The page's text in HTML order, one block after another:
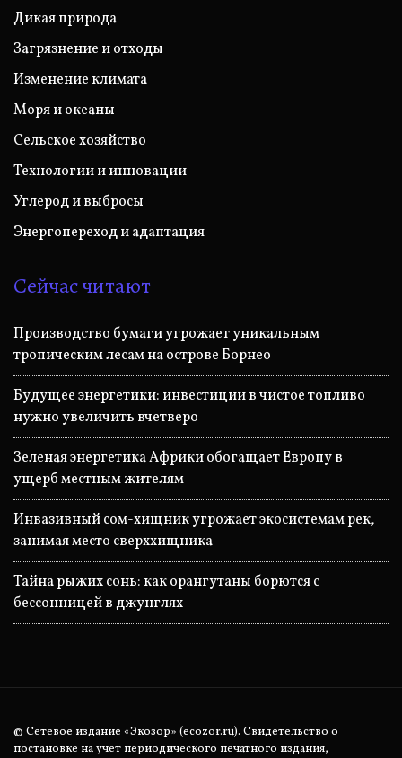
Дикая природа
Загрязнение и отходы
Изменение климата
Моря и океаны
Сельское хозяйство
Технологии и инновации
Углерод и выбросы
Энергопереход и адаптация
Сейчас читают
Производство бумаги угрожает уникальным
тропическим лесам на острове Борнео
Будущее энергетики: инвестиции в чистое топливо
нужно увеличить вчетверо
Зеленая энергетика Африки обогащает Европу в
ущерб местным жителям
Инвазивный сом-хищник угрожает экосистемам рек,
занимая место сверххищника
Тайна рыжих сонь: как орангутаны борются с
бессонницей в джунглях
© Сетевое издание «Экозор» (ecozor.ru). Свидетельство о
постановке на учет периодического печатного издания,